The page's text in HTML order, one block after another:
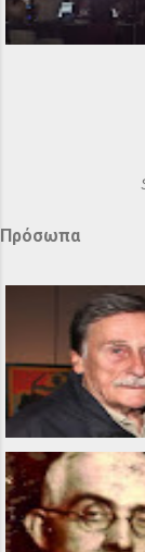
Πρόσωπα